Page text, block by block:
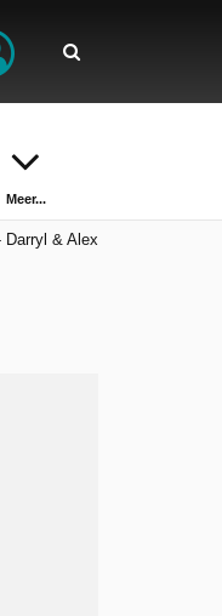
Meer...
Darryl & Alex